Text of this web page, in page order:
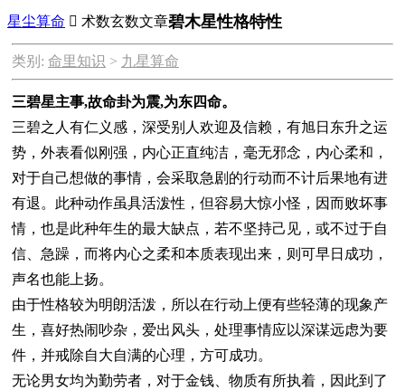
星尘算命  术数玄数文章碧木星性格特性
类别: 命里知识 > 九星算命
三碧星主事,故命卦为震,为东四命。
三碧之人有仁义感，深受别人欢迎及信赖，有旭日东升之运
势，外表看似刚强，内心正直纯洁，毫无邪念，内心柔和，
对于自己想做的事情，会采取急剧的行动而不计后果地有进
有退。此种动作虽具活泼性，但容易大惊小怪，因而败坏事
情，也是此种年生的最大缺点，若不坚持己见，或不过于自
信、急躁，而将内心之柔和本质表现出来，则可早日成功，
声名也能上扬。
由于性格较为明朗活泼，所以在行动上便有些轻薄的现象产
生，喜好热闹吵杂，爱出风头，处理事情应以深谋远虑为要
件，并戒除自大自满的心理，方可成功。
无论男女均为勤劳者，对于金钱、物质有所执着，因此到了